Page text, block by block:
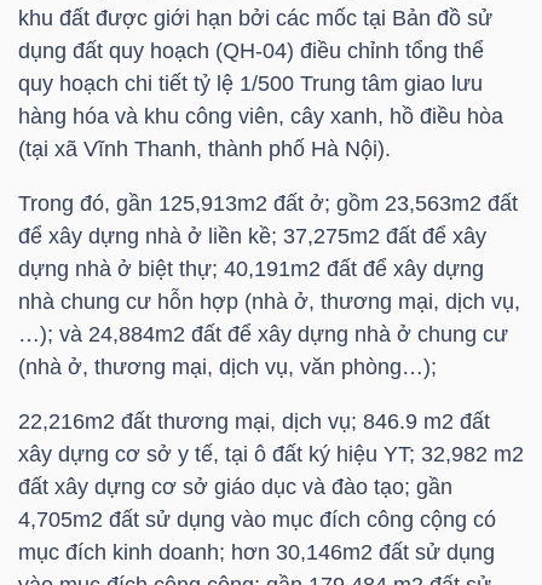
khu đất được giới hạn bởi các mốc tại Bản đồ sử
dụng đất quy hoạch (QH-04) điều chỉnh tổng thể
quy hoạch chi tiết tỷ lệ 1/500 Trung tâm giao lưu
hàng hóa và khu công viên, cây xanh, hồ điều hòa
(tại xã Vĩnh Thanh, thành phố Hà Nội).
Trong đó, gần 125,913m2 đất ở; gồm 23,563m2 đất
để xây dựng nhà ở liền kề; 37,275m2 đất để xây
dựng nhà ở biệt thự; 40,191m2 đất để xây dựng
nhà chung cư hỗn hợp (nhà ở, thương mại, dịch vụ,
…); và 24,884m2 đất để xây dựng nhà ở chung cư
(nhà ở, thương mại, dịch vụ, văn phòng…);
22,216m2 đất thương mại, dịch vụ; 846.9 m2 đất
xây dựng cơ sở y tế, tại ô đất ký hiệu YT; 32,982 m2
đất xây dựng cơ sở giáo dục và đào tạo; gần
4,705m2 đất sử dụng vào mục đích công cộng có
mục đích kinh doanh; hơn 30,146m2 đất sử dụng
CHÍNH
HÀNG
HÓA
KINH
TẾ
THẾ
GIỚI
ĐÔNG